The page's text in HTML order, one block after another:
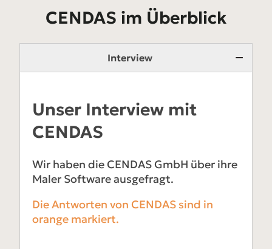
CENDAS im Überblick
Interview
Unser Interview mit
CENDAS
Wir haben die CENDAS GmbH über ihre
Maler Software ausgefragt.
Die Antworten von CENDAS sind in
orange markiert.